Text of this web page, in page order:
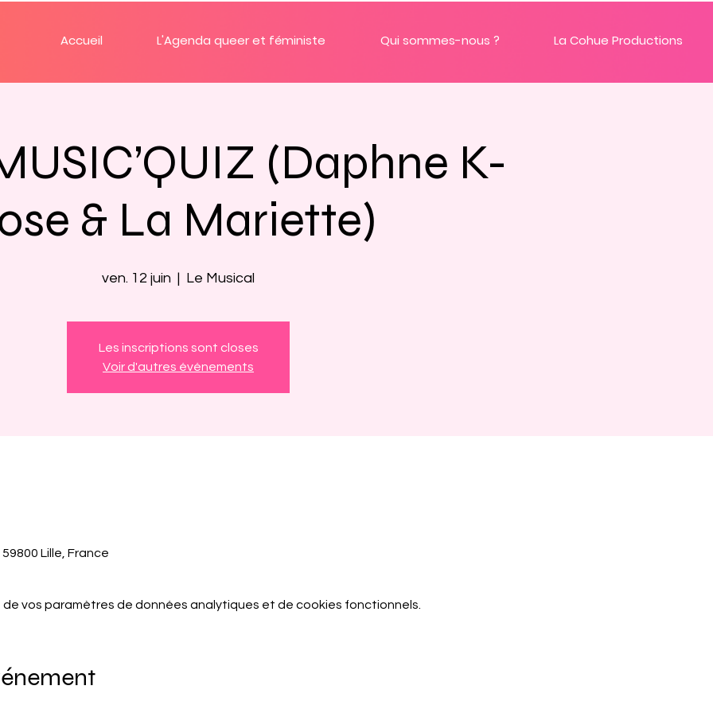
Accueil L'Agenda queer et féministe Qui sommes-nous ? La Cohue Productions
(Daphne K-
& La Mariette)
ven. 12 juin
  |
Le Musical
Les inscriptions sont closes
Voir d'autres événements
Lille, France
vos paramètres de données analytiques et de cookies fonctionnels.